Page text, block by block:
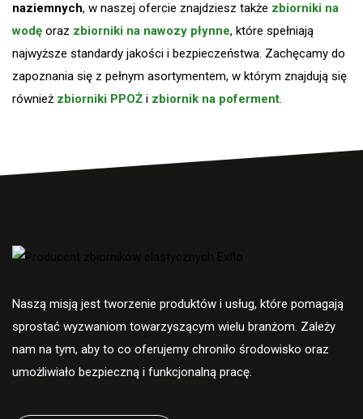
naziemnych, w naszej ofercie znajdziesz także zbiorniki na
wodę oraz zbiorniki na nawozy płynne, które spełniają
najwyższe standardy jakości i bezpieczeństwa. Zachęcamy do
zapoznania się z pełnym asortymentem, w którym znajdują się
również zbiorniki PPOŻ i zbiornik na poferment.
Naszą misją jest tworzenie produktów i usług, które pomagają
sprostać wyzwaniom towarzyszącym wielu branżom. Zależy
nam na tym, aby to co oferujemy chroniło środowisko oraz
umożliwiało bezpieczną i funkcjonalną pracę.